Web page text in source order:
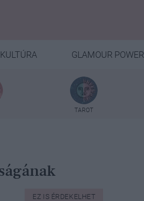
KULTÚRA GLAMOUR POWER
TAROT
EZ IS ÉRDEKELHET